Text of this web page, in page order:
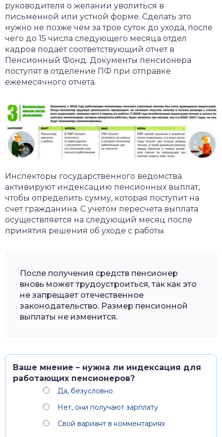
руководителя о желании уволиться в
письменной или устной форме. Сделать это
нужно не позже чем за трое суток до ухода, после
чего до 15 числа следующего месяца отдел
кадров подает соответствующий отчет в
Пенсионный Фонд. Документы пенсионера
поступят в отделение ПФ при отправке
ежемесячного отчета.
Инспекторы государственного ведомства
активируют индексацию пенсионных выплат,
чтобы определить сумму, которая поступит на
счет гражданина. С учетом пересчета выплата
осуществляется на следующий месяц после
принятия решения об уходе с работы.
После получения средств пенсионер
вновь может трудоустроиться, так как это
не запрещает отечественное
законодательство. Размер пенсионной
выплаты не изменится.
Ваше мнение – нужна ли индексация для
работающих пенсионеров?
Да, безусловно
Нет, они получают зарплату
Свой вариант в комментариях